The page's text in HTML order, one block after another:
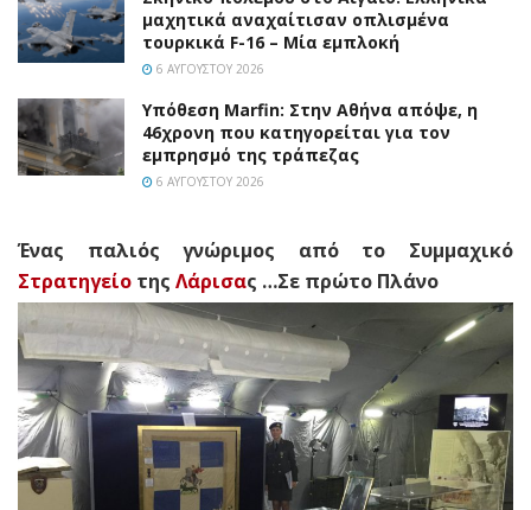
μαχητικά αναχαίτισαν οπλισμένα
τουρκικά F-16 – Μία εμπλοκή
6 ΑΥΓΟΎΣΤΟΥ 2026
Υπόθεση Marfin: Στην Αθήνα απόψε, η
46χρονη που κατηγορείται για τον
εμπρησμό της τράπεζας
6 ΑΥΓΟΎΣΤΟΥ 2026
Ένας παλιός γνώριμος από το Συμμαχικό
Στρατηγείο της Λάρισας …Σε πρώτο Πλάνο